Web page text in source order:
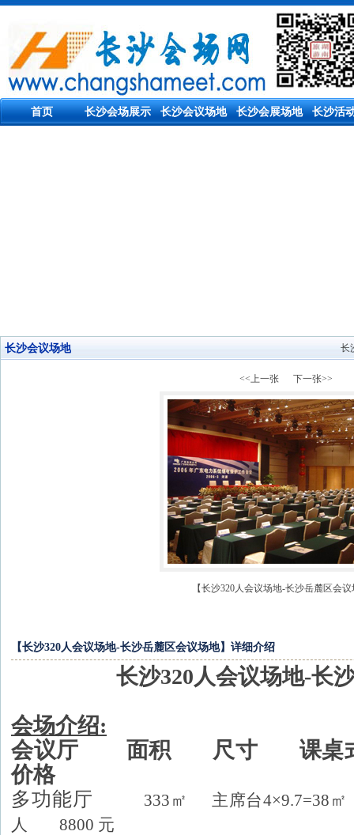
首页 长沙会场展示 长沙会议场地 长沙会展场地 长沙活
长沙会议场地 长
<<上一张 下一张>>
【长沙320人会议场地-长沙岳麓区会
【长沙320人会议场地-长沙岳麓区会议场地】详细介绍
长沙320人会议场地-长沙
会场介绍:
会议厅 面积 尺寸 课桌
价格
多功能厅 333㎡ 主席台4×9.7=38
人 8800 元